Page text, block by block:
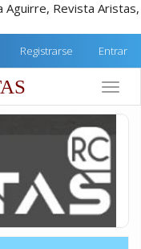
Aguirre, Revista Aristas,
Registrarse Entrar
Toggle